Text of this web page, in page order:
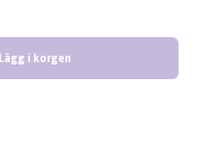
Lägg i korgen